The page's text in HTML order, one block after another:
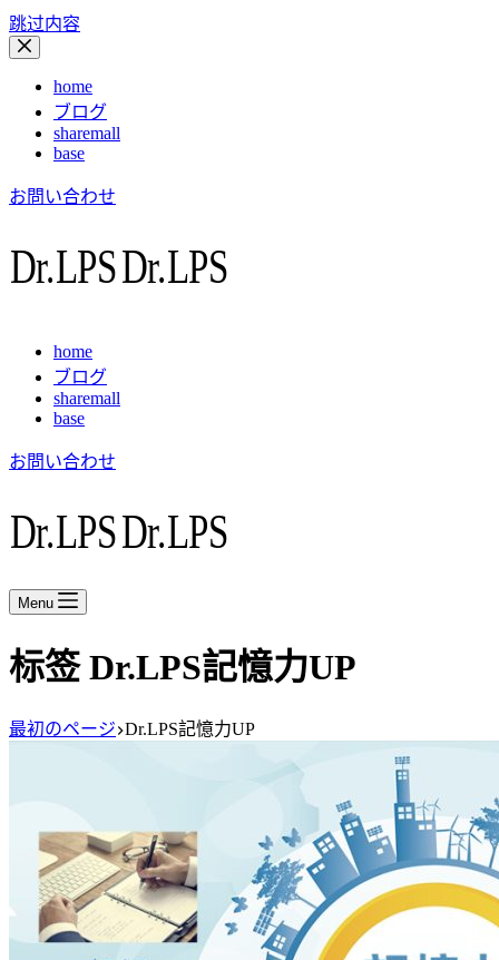
跳过内容
home
ブログ
sharemall
base
お問い合わせ
home
ブログ
sharemall
base
お問い合わせ
Menu
标签Dr.LPS記憶力UP
最初のページ Dr.LPS記憶力UP